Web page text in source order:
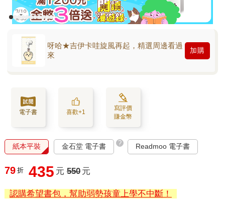
呀哈★吉伊卡哇旋風再起，精選周邊看過
來
加購
電子書 喜歡+1
寫評價
賺金幣
紙本平裝 金石堂 電子書 ? Readmoo 電子書
79 折 435 元 550 元
認購希望書包，幫助弱勢孩童上學不中斷！